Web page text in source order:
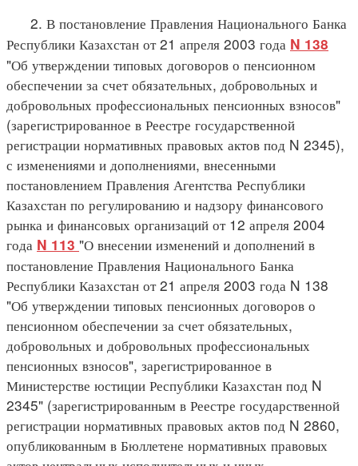
2. В постановление Правления Национального Банка
Республики Казахстан от 21 апреля 2003 года N 138
"Об утверждении типовых договоров о пенсионном
обеспечении за счет обязательных, добровольных и
добровольных профессиональных пенсионных взносов"
(зарегистрированное в Реестре государственной
регистрации нормативных правовых актов под N 2345),
с изменениями и дополнениями, внесенными
постановлением Правления Агентства Республики
Казахстан по регулированию и надзору финансового
рынка и финансовых организаций от 12 апреля 2004
года N 113 "О внесении изменений и дополнений в
постановление Правления Национального Банка
Республики Казахстан от 21 апреля 2003 года N 138
"Об утверждении типовых пенсионных договоров о
пенсионном обеспечении за счет обязательных,
добровольных и добровольных профессиональных
пенсионных взносов", зарегистрированное в
Министерстве юстиции Республики Казахстан под N
2345" (зарегистрированным в Реестре государственной
регистрации нормативных правовых актов под N 2860,
опубликованным в Бюллетене нормативных правовых